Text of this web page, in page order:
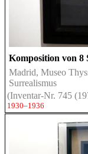
Komposition von 8
Madrid, Museo
Surrealismus
(Inventar-Nr. 745
1930–1936